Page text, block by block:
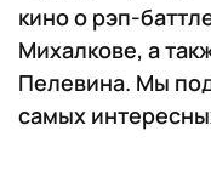
кино о рэп-
Михалкове, а
Пелевина. Мы
самых